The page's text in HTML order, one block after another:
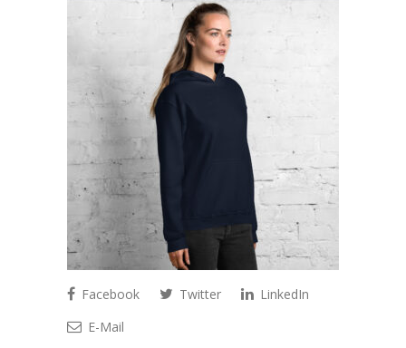
Facebook Twitter
LinkedIn
E-Mail